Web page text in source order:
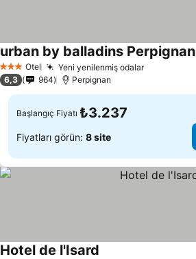
3 YıldızOtel Yeni yenilenmiş odalar
urban by balladins Perpignan
6,3 964 Perpignan
Başlangıç Fiyatı ₺3.237
Fiyatları görün: 8 site
Hotel de l'Isard